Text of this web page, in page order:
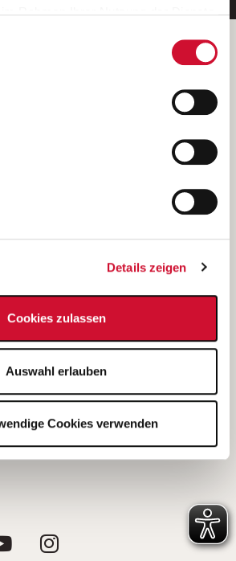
zulassen“ klicken, so stimmen
sämtlicher Cookies zu. Sie können
jederzeit widerrufen,
Einstellungen aufrufen und diese
Details zeigen
Cookies zulassen
Auswahl erlauben
Cookies verwenden
des AWO Bezirksverbandes Unterfranken
Bundesland